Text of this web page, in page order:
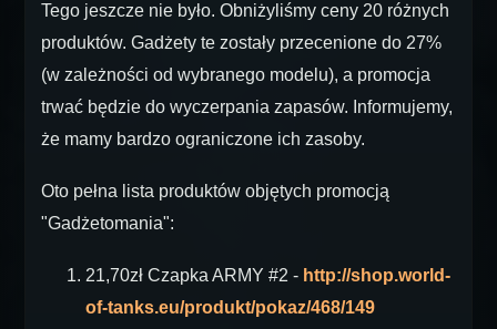
Tego jeszcze nie było. Obniżyliśmy ceny 20 różnych
produktów. Gadżety te zostały przecenione do 27%
(w zależności od wybranego modelu), a promocja
trwać będzie do wyczerpania zapasów. Informujemy,
że mamy bardzo ograniczone ich zasoby.
Oto pełna lista produktów objętych promocją
"Gadżetomania":
21,70zł Czapka ARMY #2 - http://shop.world-
of-tanks.eu/produkt/pokaz/468/149